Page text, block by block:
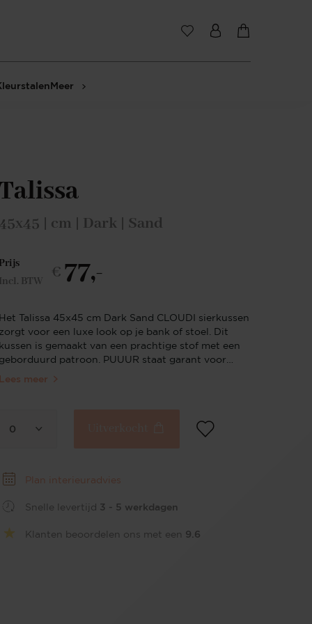
Meer
Talissa
45x45 | cm | Dark | Sand
Prijs
Incl. BTW
€ 77,-
Het Talissa 45x45 cm Dark Sand CLOUDI sierkussen
zorgt voor een luxe look op je bank of stoel. Dit
kussen is gemaakt van een prachtige stof met een
geborduurd patroon. PUUUR staat garant voor
bijzondere stijlvolle luxe kussens. Sierkussens van
de bank of stoel zelfs met de seizoenen laten
najaar! Experience CenterHeb je specifieke wensen
of ben je gewoon benieuwd naar de mogelijkheden?
Neem dan gerust contact met ons op of kom naar
ons Experience Center. Onze interieurstylisten
staan klaar om je van persoonlijk advies te voorzien.
Klik hier voor meer informatie over ons Experience
Lees meer
0
Plan interieuradvies
Snelle levertijd 3 - 5 werkdagen
Klanten beoordelen ons met een 9.6